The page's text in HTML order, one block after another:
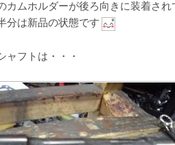
カムホルダーが後ろ向きに装着さ
分は新品の状態です
ャフトは・・・